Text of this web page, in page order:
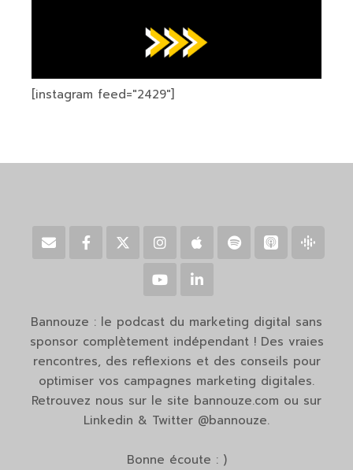
[instagram feed="2429"]
Bannouze : le podcast du marketing digital sans
sponsor complètement indépendant ! Des vraies
rencontres, des reflexions et des conseils pour
optimiser vos campagnes marketing digitales.
Retrouvez nous sur le site bannouze.com ou sur
Linkedin & Twitter @bannouze.
Bonne écoute : )